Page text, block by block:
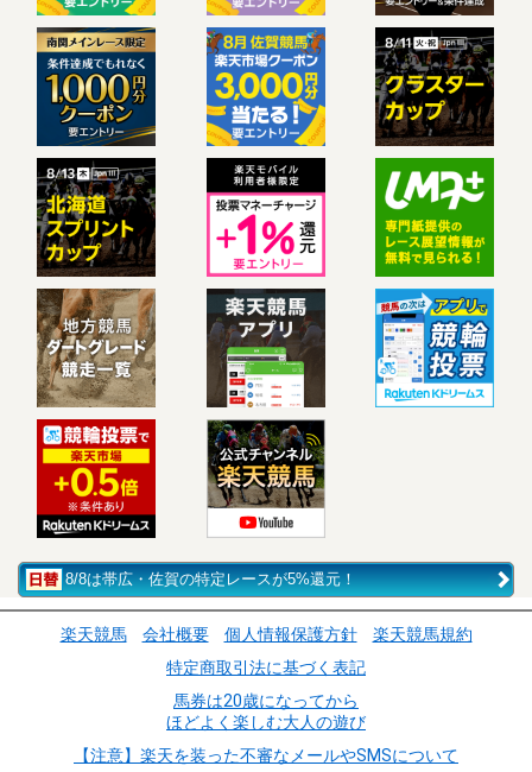
8/8は帯広・佐賀の特定レースが5%還元！
楽天競馬 会社概要 個人情報保護方針
楽天競馬規約
特定商取引法に基づく表記
馬券は20歳になってから
ほどよく楽しむ大人の遊び
【注意】楽天を装った不審なメールやSMSについて